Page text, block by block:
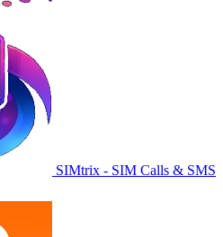
SIMtrix - SIM Calls & SMS